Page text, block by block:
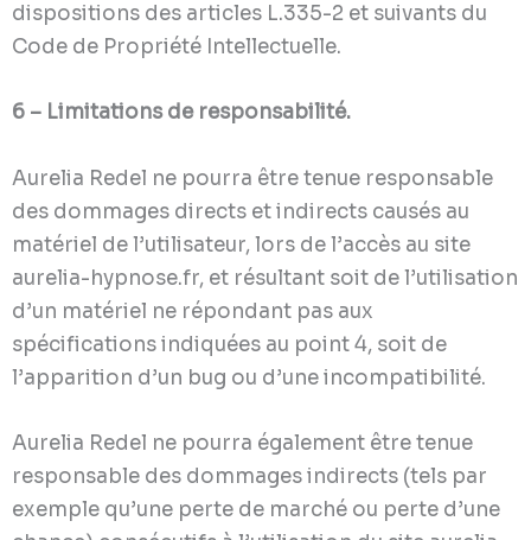
dispositions des articles L.335-2 et suivants du
Code de Propriété Intellectuelle.
6 – Limitations de responsabilité.
Aurelia Redel ne pourra être tenue responsable
des dommages directs et indirects causés au
matériel de l’utilisateur, lors de l’accès au site
aurelia-hypnose.fr, et résultant soit de l’utilisation
d’un matériel ne répondant pas aux
spécifications indiquées au point 4, soit de
l’apparition d’un bug ou d’une incompatibilité.
Aurelia Redel ne pourra également être tenue
responsable des dommages indirects (tels par
exemple qu’une perte de marché ou perte d’une